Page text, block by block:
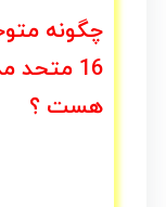
چگونه
هست ؟